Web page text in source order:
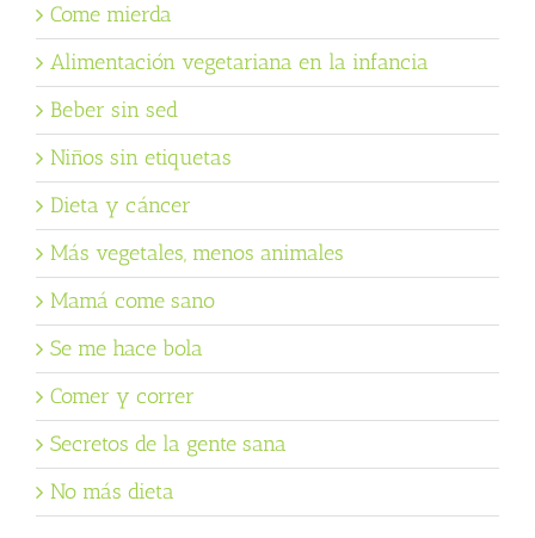
Come mierda
Alimentación vegetariana en la infancia
Beber sin sed
Niños sin etiquetas
Dieta y cáncer
Más vegetales, menos animales
Mamá come sano
Se me hace bola
Comer y correr
Secretos de la gente sana
No más dieta